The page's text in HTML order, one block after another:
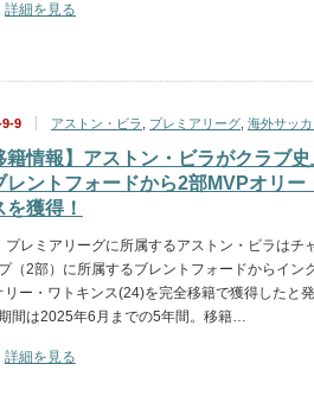
詳細を見る
9-9 アストン・ビラ プレミアリーグ 海外サッカ
籍情報】アストン・ビラがクラブ
レントフォードから2部MVPオリー
を獲得！
プレミアリーグに所属するアストン・ビラはチ
（2部）に所属するブレントフォードからイン
リー・ワトキンス(24)を完全移籍で獲得したと発
間は2025年6月までの5年間。移籍…
詳細を見る